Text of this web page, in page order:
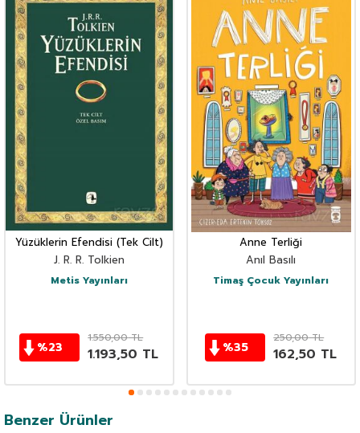
Yüzüklerin Efendisi (Tek Cilt)
J. R. R. Tolkien
Metis Yayınları
%23
1.550,00TL
1.193,50 TL
Anne Terliği
Anıl Basılı
Timaş Çocuk Yayınları
%35
250,00TL
162,50 TL
Benzer Ürünler